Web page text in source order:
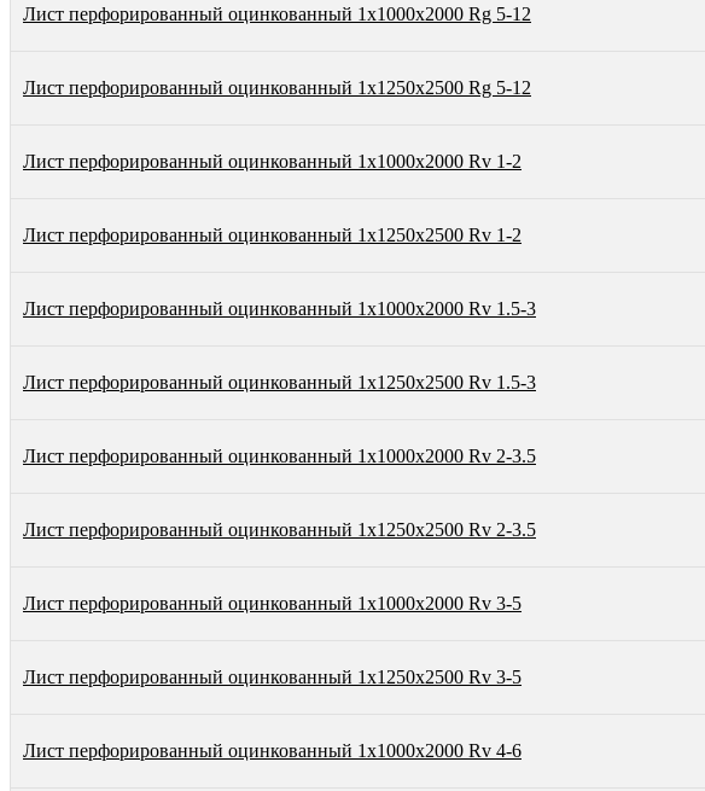
Лист перфорированный оцинкованный 1х1000х2000 Rg 5-12
Лист перфорированный оцинкованный 1х1250х2500 Rg 5-12
Лист перфорированный оцинкованный 1х1000х2000 Rv 1-2
Лист перфорированный оцинкованный 1х1250х2500 Rv 1-2
Лист перфорированный оцинкованный 1х1000х2000 Rv 1.5-3
Лист перфорированный оцинкованный 1х1250х2500 Rv 1.5-3
Лист перфорированный оцинкованный 1х1000х2000 Rv 2-3.5
Лист перфорированный оцинкованный 1х1250х2500 Rv 2-3.5
Лист перфорированный оцинкованный 1х1000х2000 Rv 3-5
Лист перфорированный оцинкованный 1х1250х2500 Rv 3-5
Лист перфорированный оцинкованный 1х1000х2000 Rv 4-6